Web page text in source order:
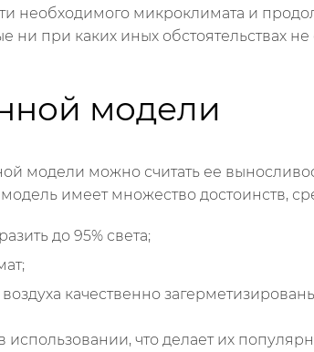
необходимого микроклимата и
ни при каких иных обстоятельствах
модели
можно считать ее
имеет множество достоинств,
до 95% света;
качественно
что делает их